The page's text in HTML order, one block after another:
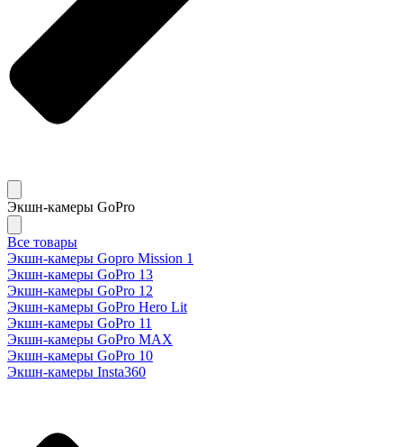
Экшн-камеры GoPro
Все товары
Экшн-камеры Gopro Mission 1
Экшн-камеры GoPro 13
Экшн-камеры GoPro 12
Экшн-камеры GoPro Hero Lit
Экшн-камеры GoPro 11
Экшн-камеры GoPro MAX
Экшн-камеры GoPro 10
Экшн-камеры Insta360